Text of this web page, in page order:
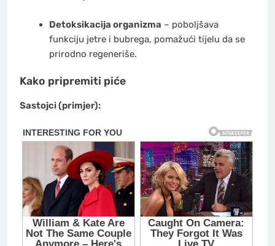
Detoksikacija organizma – poboljšava
funkciju jetre i bubrega, pomažući tijelu da se
prirodno regeneriše.
Kako pripremiti piće
Sastojci (primjer):